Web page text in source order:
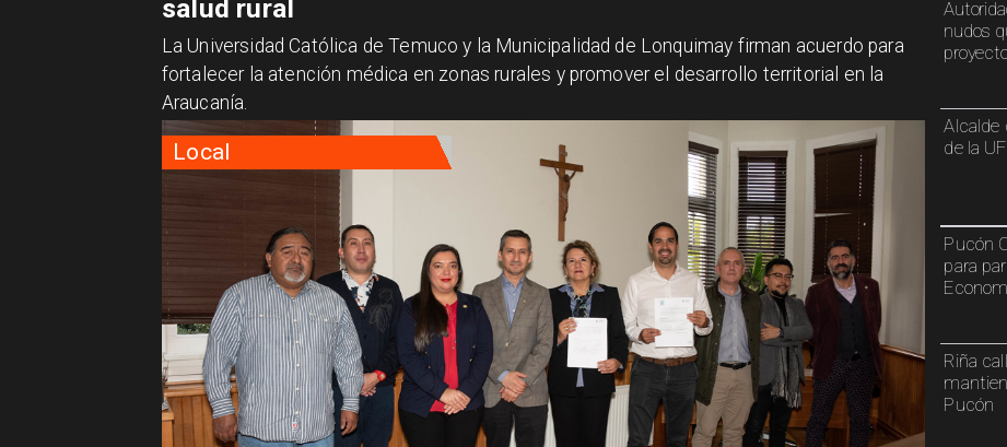
Local
nudos
Alcalde
de la
Pucón
para
Riña
Pucón
salud rural
La Universidad Católica de Temuco y la Municipalidad de Lonquimay firman acuerdo para
fortalecer la atención médica en zonas rurales y promover el desarrollo territorial en la
Araucanía.